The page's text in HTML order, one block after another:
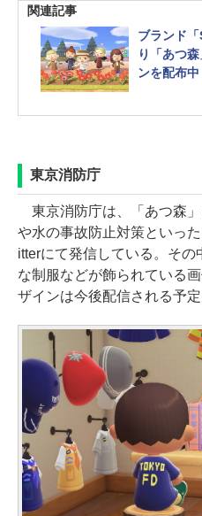
関連記事
ブランド
り「あつ
ンを配布中
東京消防庁
東京消防庁は、「あつ森
や水の事故防止対策といっ
itterにて発信している。その
な制服などが飾られている
ザインは今後配信される予定